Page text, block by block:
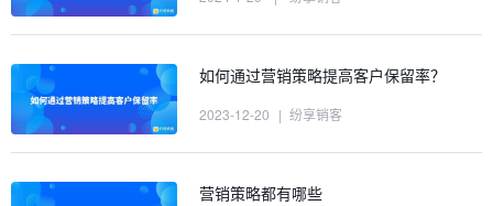
如何通过营销策略提高客户保留率？
2023-12-20 | 纷享销客
营销策略都有哪些